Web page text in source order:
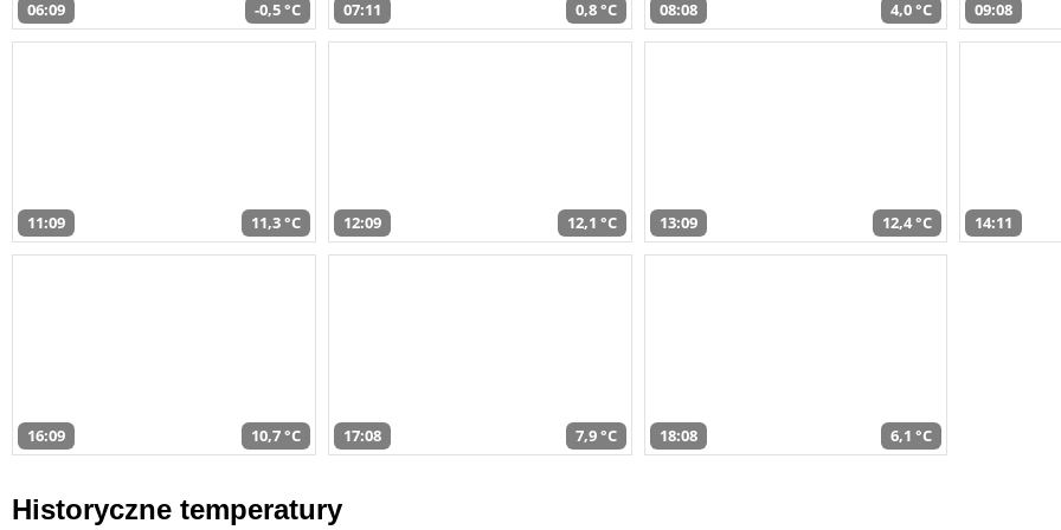
06:09 -0,5 °C 07:11 0,8 °C 08:08 4,0 °C 09:08
11:09 11,3 °C 12:09 12,1 °C 13:09 12,4 °C 14:11
16:09 10,7 °C 17:08 7,9 °C 18:08 6,1 °C
Historyczne temperatury